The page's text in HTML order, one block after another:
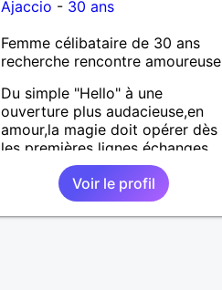
Ajaccio - 30 ans
Femme célibataire de 30 ans
recherche rencontre amoureuse
Du simple "Hello" à une
ouverture plus audacieuse,en
amour,la magie doit opérer dès
les premières lignes échanges
Voir le profil